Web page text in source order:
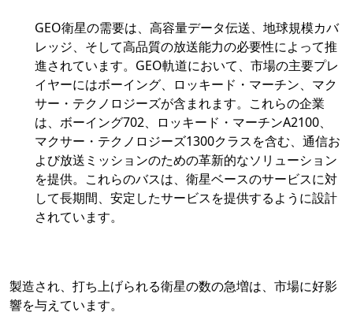
GEO衛星の需要は、高容量データ伝送、地球規模カバ
レッジ、そして高品質の放送能力の必要性によって推
進されています。GEO軌道において、市場の主要プレ
イヤーにはボーイング、ロッキード・マーチン、マク
サー・テクノロジーズが含まれます。これらの企業
は、ボーイング702、ロッキード・マーチンA2100、
マクサー・テクノロジーズ1300クラスを含む、通信お
よび放送ミッションのための革新的なソリューション
を提供。これらのバスは、衛星ベースのサービスに対
して長期間、安定したサービスを提供するように設計
されています。
製造され、打ち上げられる衛星の数の急増は、市場に好影
響を与えています。